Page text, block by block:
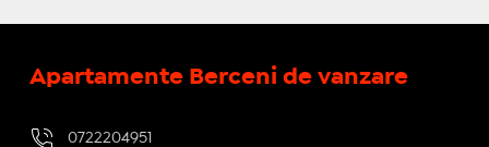
Apartamente Berceni de vanzare
0722204951